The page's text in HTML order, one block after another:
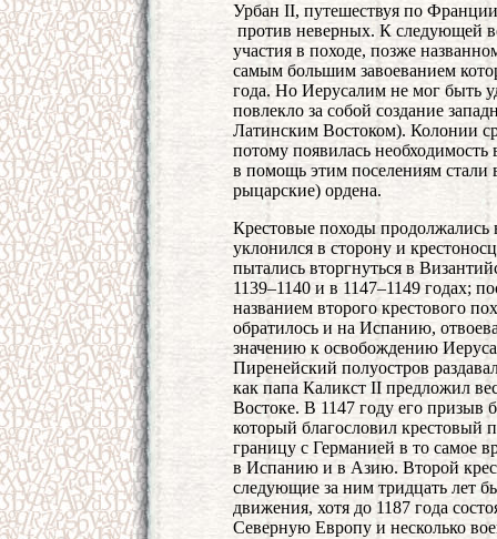
Урбан II, путешествуя по
против неверных. К следующей
участия в походе, позже
самым большим завоеванием
года. Но Иерусалим не мог быть
повлекло за собой создание
Латинским Востоком). Колонии
потому появилась
в помощь этим поселениям стали
рыцарские) ордена.
Крестовые походы продолжались
уклонился в сторону и
пытались вторгнуться в
1139–1140 и в 1147–1149 годах;
названием второго крестового
обратилось и на Испанию,
значению к освобождению
Пиренейский полуостров
как папа Каликст II предложил
Востоке. В 1147 году его призыв
который благословил крестовый
границу с Германией в то самое
в Испанию и в Азию. Второй
следующие за ним тридцать лет
движения, хотя до 1187 года
Северную Европу и несколько